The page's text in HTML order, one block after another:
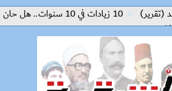
10 زيادات في 10 سنوات.. هل حان الوقت لرفع دعم البنزين نهائيا؟